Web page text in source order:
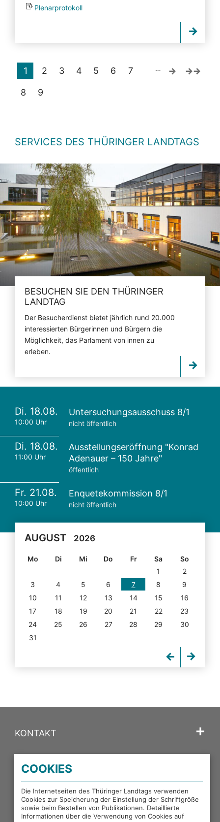
Plenarprotokoll
1 2 3 4 5 6 7
8 9
…
SERVICES DES THÜRINGER LANDTAGS
BESUCHEN SIE DEN THÜRINGER
LANDTAG
Der Besucherdienst bietet jährlich rund 20.000
interessierten Bürgerinnen und Bürgern die
Möglichkeit, das Parlament von innen zu
erleben.
Di. 18.08.
10:00 Uhr
Untersuchungsausschuss 8/1
nicht öffentlich
Di. 18.08.
11:00 Uhr
Ausstellungseröffnung "Konrad
Adenauer – 150 Jahre"
öffentlich
Fr. 21.08.
10:00 Uhr
Enquetekommission 8/1
nicht öffentlich
AUGUST 2026
Mo Di Mi Do Fr Sa
So
1
2
3
4 5 6 7 8
9
10
11 12 13 14 15
16
17
18 19 20 21 22
23
24
25 26 27 28 29
30
31
KONTAKT
PORTALE DES THÜRINGER LANDTAGS
EXTERNE LINKS
COOKIES
Die Internetseiten des Thüringer Landtags verwenden
Cookies zur Speicherung der Einstellung der Schriftgröße
sowie beim Bestellen von Publikationen. Detaillierte
Informationen über die Verwendung von Cookies auf